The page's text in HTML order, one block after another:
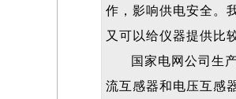
作，影响供电安全。
又可以给仪器提供比
国家电网公司生
流互感器和电压互感